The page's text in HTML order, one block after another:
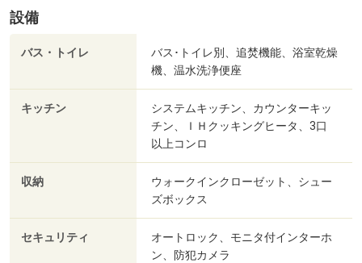
設備
バス・トイレ
バス･トイレ別、追焚機能、浴室乾燥
機、温水洗浄便座
キッチン
システムキッチン、カウンターキッ
チン、ＩＨクッキングヒータ、3口
以上コンロ
収納
ウォークインクローゼット、シュー
ズボックス
セキュリティ
オートロック、モニタ付インターホ
ン、防犯カメラ